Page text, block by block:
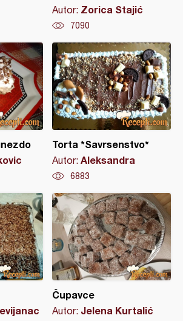
Autor: Zorica Stajić
7090
Torta *Savrsenstvo*
Autor: Aleksandra
6883
Čupavce
Autor: Jelena Kurtalić